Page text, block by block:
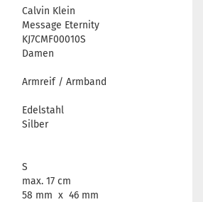
Calvin Klein
Message Eternity
KJ7CMF00010S
Damen
Armreif / Armband
Edelstahl
Silber
S
max. 17 cm
58 mm x 46 mm